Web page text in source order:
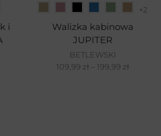
i
+2
Walizka kabinowa
JUPITER
BETLEWSKI
109,99 zł – 199,99 zł